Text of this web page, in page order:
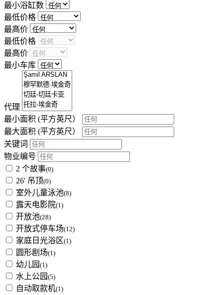
最小浴缸数
最低价格
最高价
最低价格
最高价
最小车库
代理
最小面积 (平方英尺）
最大面积 (平方英尺）
关键词
物业编号
2 个故事(0)
26' 吊顶(0)
室外儿童泳池(8)
露天电影院(1)
开放池(28)
开放式停车场(12)
家庭日光浴区(1)
圆形剧场(1)
幼儿园 (1)
水上公园 (5)
自动取款机(1)